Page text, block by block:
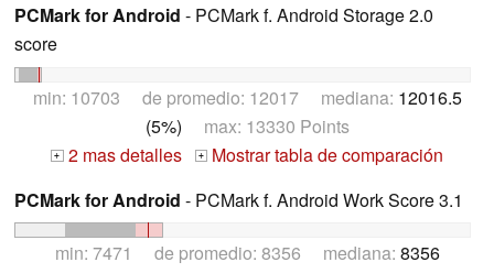
PCMark for Android - PCMark f. Android Storage 2.0
score
min: 10703 de promedio: 12017 mediana: 12016.5
(5%) max: 13330 Points
+ 2 mas detalles +
Mostrar tabla de comparación
PCMark for Android - PCMark f. Android Work Score 3.1
min: 7471 de promedio: 8356 mediana: 8356